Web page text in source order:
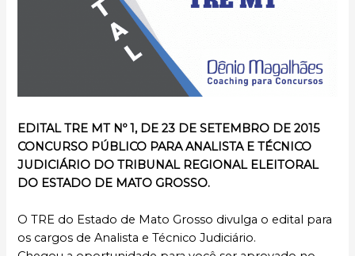
EDITAL TRE MT Nº 1, DE 23 DE SETEMBRO DE 2015
CONCURSO PÚBLICO PARA ANALISTA E TÉCNICO
JUDICIÁRIO DO TRIBUNAL REGIONAL ELEITORAL
DO ESTADO DE MATO GROSSO.
O TRE do Estado de Mato Grosso divulga o edital para
os cargos de Analista e Técnico Judiciário.